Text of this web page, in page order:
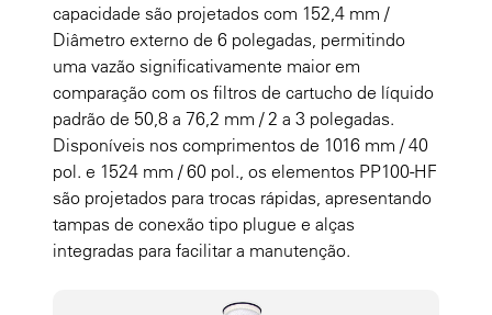
capacidade são projetados com 152,4 mm /
Diâmetro externo de 6 polegadas, permitindo
uma vazão significativamente maior em
comparação com os filtros de cartucho de líquido
padrão de 50,8 a 76,2 mm / 2 a 3 polegadas.
Disponíveis nos comprimentos de 1016 mm / 40
pol. e 1524 mm / 60 pol., os elementos PP100-HF
são projetados para trocas rápidas, apresentando
tampas de conexão tipo plugue e alças
integradas para facilitar a manutenção.